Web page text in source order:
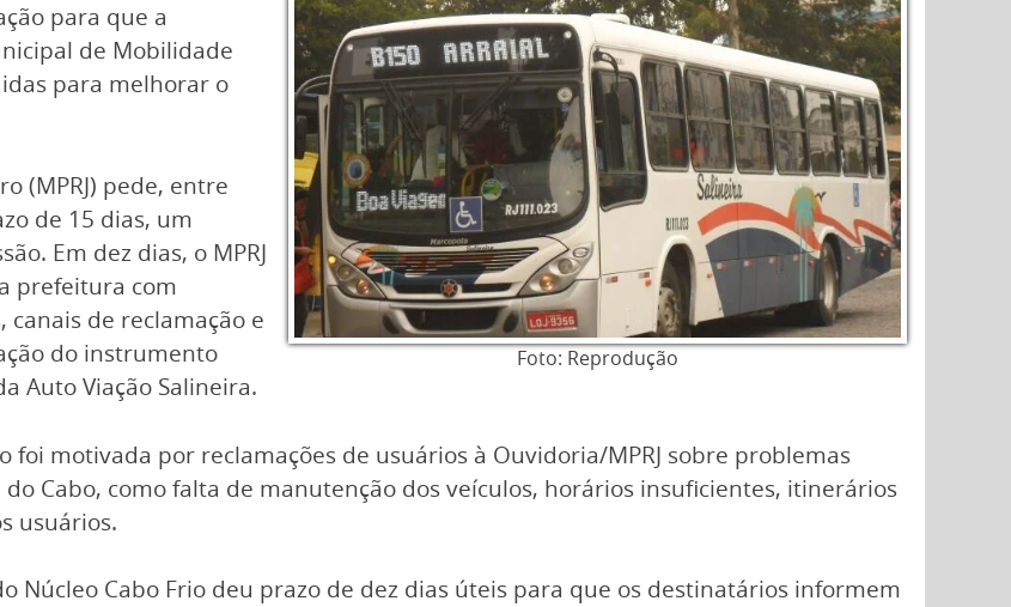
Foto: Reprodução
para que a
de Mobilidade
para melhorar o
(MPRJ) pede, entre
de 15 dias, um
Em dez dias, o MPRJ
prefeitura com
de reclamação e
do instrumento
Auto Viação Salineira.
foi motivada por reclamações de usuários à Ouvidoria/MPRJ sobre problemas
Cabo, como falta de manutenção dos veículos, horários insuficientes, itinerários
usuários.
Núcleo Cabo Frio deu prazo de dez dias úteis para que os destinatários informem